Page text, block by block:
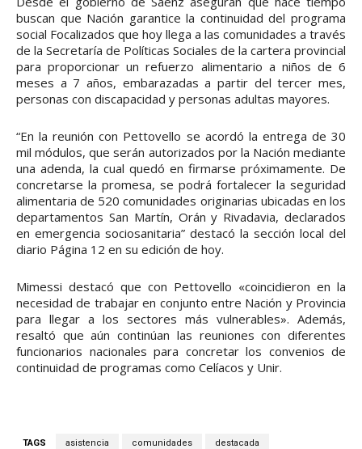
buscan que Nación garantice la continuidad del programa
social Focalizados que hoy llega a las comunidades a través
de la Secretaría de Políticas Sociales de la cartera provincial
para proporcionar un refuerzo alimentario a niños de 6
meses a 7 años, embarazadas a partir del tercer mes,
personas con discapacidad y personas adultas mayores.
“En la reunión con Pettovello se acordó la entrega de 30
mil módulos, que serán autorizados por la Nación mediante
una adenda, la cual quedó en firmarse próximamente. De
concretarse la promesa, se podrá fortalecer la seguridad
alimentaria de 520 comunidades originarias ubicadas en los
departamentos San Martín, Orán y Rivadavia, declarados
en emergencia sociosanitaria” destacó la sección local del
diario Página 12 en su edición de hoy.
Mimessi destacó que con Pettovello «coincidieron en la
necesidad de trabajar en conjunto entre Nación y Provincia
para llegar a los sectores más vulnerables». Además,
resaltó que aún continúan las reuniones con diferentes
funcionarios nacionales para concretar los convenios de
continuidad de programas como Celíacos y Unir.
TAGS asistencia comunidades destacada